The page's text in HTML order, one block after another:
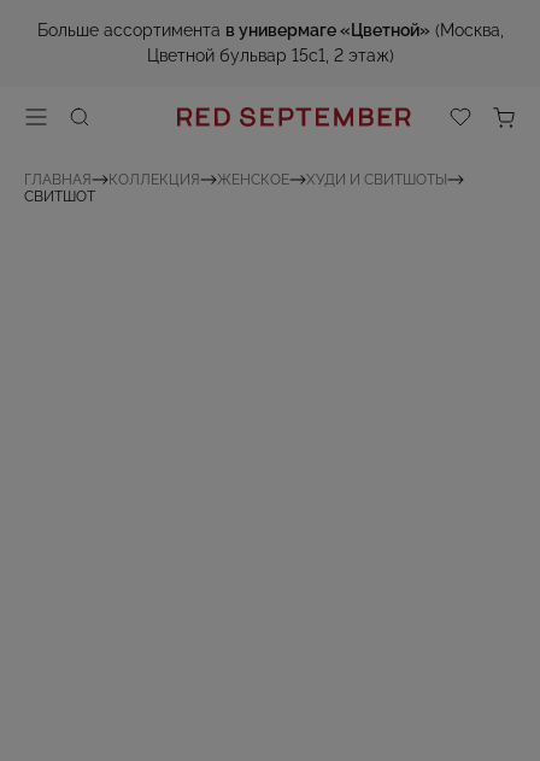
Больше ассортимента в универмаге «Цветной» (Москва,
Цветной бульвар 15с1, 2 этаж)
ГЛАВНАЯ КОЛЛЕКЦИЯ ЖЕНСКОЕ
ХУДИ И СВИТШОТЫ
СВИТШОТ